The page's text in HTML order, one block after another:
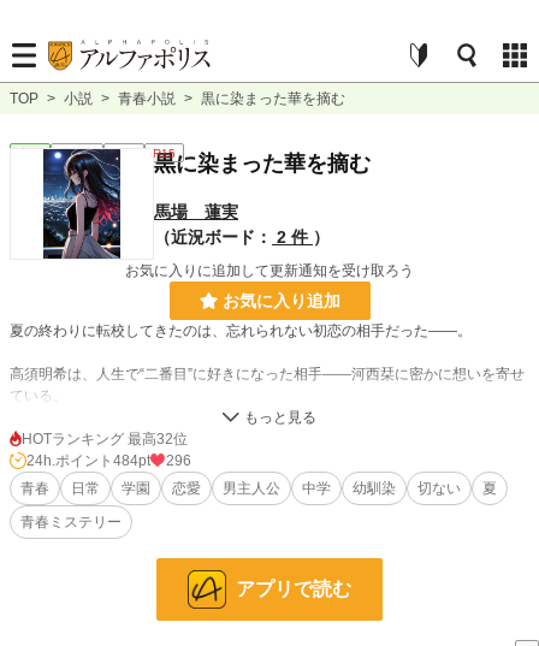
TOP > 小説 > 青春小説 > 黒に染まった華を摘む
連載中 長編 R15
黒に染まった華を摘む
馬場 蓮実
（近況ボード： 2 件 ）
お気に入りに追加して更新通知を受け取ろう
お気に入り追加
夏の終わりに転校してきたのは、忘れられない初恋の相手だった——。
高須明希は、人生で“二番目”に好きになった相手——河西栞に密かに想いを寄せ
ている。
「夏休み明けの初日。この席替えで、彼女との距離を縮めたい。話すきっかけが
ほしい——」
そんな願いを胸に登校したその朝、クラスに一人の転校生がやってくる。
彼女の名は、立石麻美。
って、忘れられない“初恋の人”だった。
この再会が、静かだった日常に波紋を広げていく。
HOTランキング 最高32位
24h.ポイント 484pt
296
青春
日常 学園 恋愛 男主人公 中学 幼馴染 切ない
夏
青春ミステリー
アプリで読む